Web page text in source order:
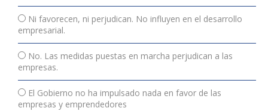
Ni favorecen, ni perjudican. No influyen en el desarrollo
empresarial.
No. Las medidas puestas en marcha perjudican a las
empresas.
El Gobierno no ha impulsado nada en favor de las
empresas y emprendedores